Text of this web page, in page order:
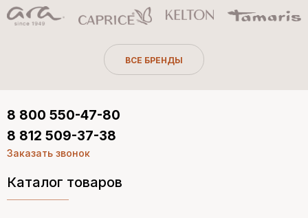
ВСЕ БРЕНДЫ
Каталог товаров
8 800 550-47-80
8 812 509-37-38
Заказать звонок